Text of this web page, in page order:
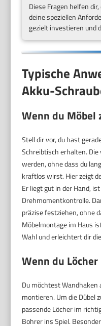
Diese Fragen helfen
deine speziellen
gezielt investieren und
Typische
Akku-
Wenn du Möbel
Stell dir vor, du hast
Schreibtisch erhalten.
werden, ohne dass du
kraftlos wirst. Hier zeigt
Er liegt gut in der Hand,
Drehmomentkontrolle.
präzise festziehen, ohne
Möbelmontage im Haus
Wahl und erleichtert dir
Wenn du
Du möchtest Wandhaken
montieren. Um die Dübel
passende Löcher im
Bohrer ins Spiel.